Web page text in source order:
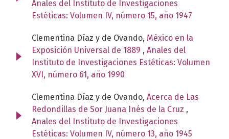
Anales del Instituto de Investigaciones
Estéticas: Volumen IV, número 15, año 1947
Clementina Díaz y de Ovando, México en la
Exposición Universal de 1889 , Anales del
Instituto de Investigaciones Estéticas: Volumen
XVI, número 61, año 1990
Clementina Díaz y de Ovando, Acerca de Las
Redondillas de Sor Juana Inés de la Cruz ,
Anales del Instituto de Investigaciones
Estéticas: Volumen IV, número 13, año 1945